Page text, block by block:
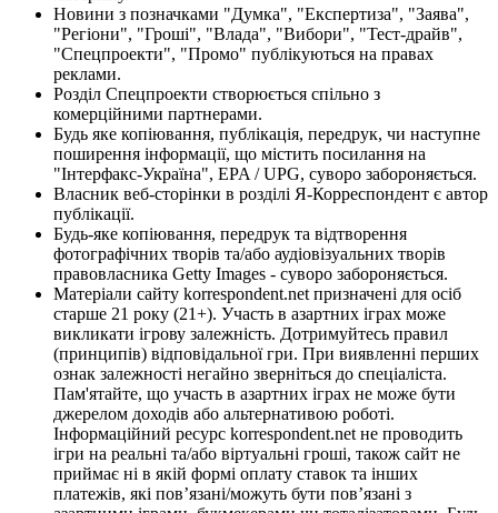
Новини з позначками "Думка", "Експертиза", "Заява",
"Регіони", "Гроші", "Влада", "Вибори", "Тест-драйв",
"Спецпроекти", "Промо" публікуються на правах
реклами.
Розділ Спецпроекти створюється спільно з
комерційними партнерами.
Будь яке копіювання, публікація, передрук, чи наступне
поширення інформації, що містить посилання на
"Інтерфакс-Україна", EPA / UPG, суворо забороняється.
Власник веб-сторінки в розділі Я-Корреспондент є автор
публікації.
Будь-яке копіювання, передрук та відтворення
фотографічних творів та/або аудіовізуальних творів
правовласника Getty Images - суворо забороняється.
Матеріали сайту korrespondent.net призначені для осіб
старше 21 року (21+). Участь в азартних іграх може
викликати ігрову залежність. Дотримуйтесь правил
(принципів) відповідальної гри. При виявленні перших
ознак залежності негайно зверніться до спеціаліста.
Пам'ятайте, що участь в азартних іграх не може бути
джерелом доходів або альтернативою роботі.
Інформаційний ресурс korrespondent.net не проводить
ігри на реальні та/або віртуальні гроші, також сайт не
приймає ні в якій формі оплату ставок та інших
платежів, які пов’язані/можуть бути пов’язані з